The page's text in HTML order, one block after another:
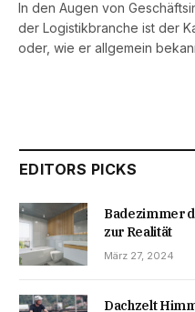
In den Augen von
der Logistikbranche ist der
oder, wie er allgemein
EDITORS PICKS
Badezimmer
zur Realität
März 27, 2024
Dachzelt